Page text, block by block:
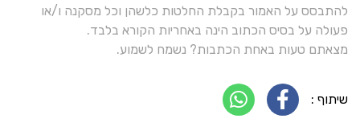
להתבסס על האמור בקבלת החלטות כלשהן וכל מסקנה ו/או
פעולה על בסיס הכתוב הינה באחריות הקורא בלבד.
מצאתם טעות באחת הכתבות? נשמח לשמוע.
שיתוף :